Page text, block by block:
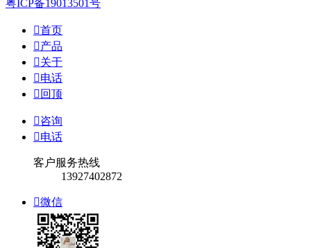
粤ICP备19013501号
首页
产品
关于
电话
 回顶
咨询
电话
客户服务热线
13927402872
微信